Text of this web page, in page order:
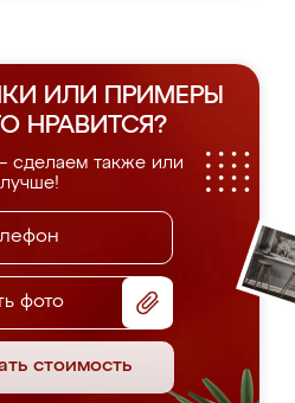
ИЛИ ПРИМЕРЫ
НРАВИТСЯ?
сделаем также или
лучше!
фото
стоимость